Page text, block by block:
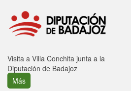
Visita a Villa Conchita junta a la
Diputación de Badajoz
Más